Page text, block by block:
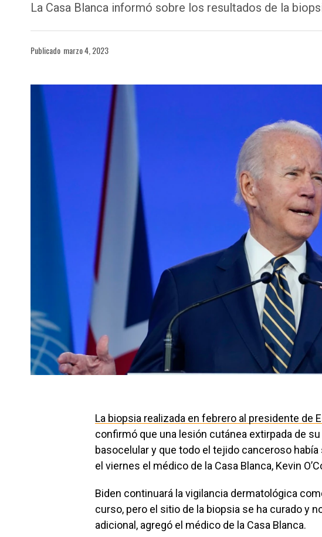
La Casa Blanca informó sobre los resultados de la
Publicado marzo 4, 2023
La biopsia realizada en febrero al presidente de
confirmó que una lesión cutánea extirpada de
basocelular y que todo el tejido canceroso
el viernes el médico de la Casa Blanca, Kevin
Biden continuará la vigilancia dermatológica
curso, pero el sitio de la biopsia se ha curado y
adicional, agregó el médico de la Casa Blanca.